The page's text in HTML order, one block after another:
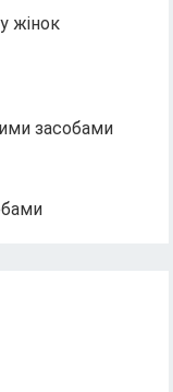
жінок
засобами